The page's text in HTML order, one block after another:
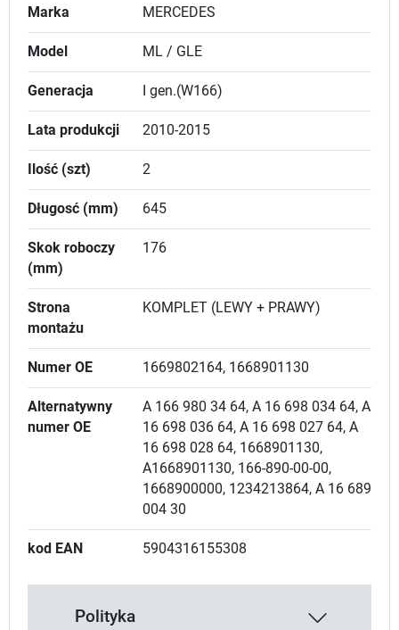
Marka MERCEDES
Model ML / GLE
Generacja I gen.(W166)
Lata produkcji 2010-2015
Ilość (szt) 2
Długosć (mm) 645
Skok roboczy
(mm)
176
Strona
montażu
KOMPLET (LEWY + PRAWY)
Numer OE 1669802164, 1668901130
Alternatywny
numer OE
A 166 980 34 64, A 16 698 034 64, A
16 698 036 64, A 16 698 027 64, A
16 698 028 64, 1668901130,
A1668901130, 166-890-00-00,
1668900000, 1234213864, A 16 689
004 30
kod EAN 5904316155308
Polityka